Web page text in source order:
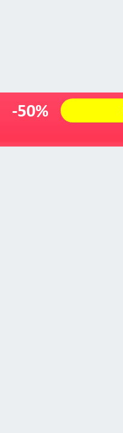
-50%